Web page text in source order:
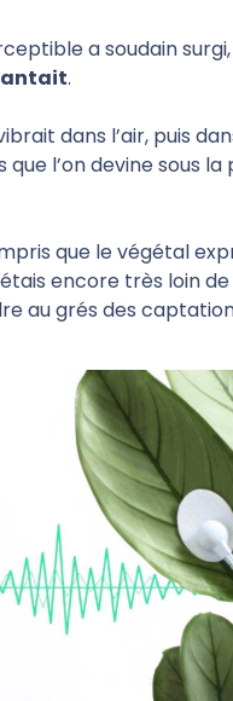
a soudain
.
dans l’air, puis
l’on devine sous
que le végétal
encore très loin de
au grés des